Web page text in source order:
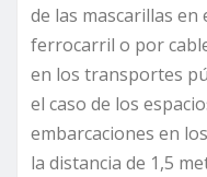
de las mascarillas
ferrocarril o por
en los transportes
el caso de los
embarcaciones en
la distancia de 1,5